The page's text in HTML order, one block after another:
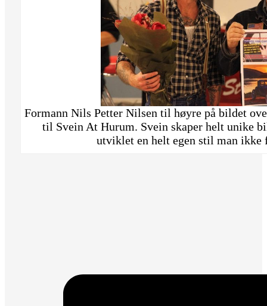
Formann Nils Petter Nilsen til høyre på bildet
til Svein At Hurum. Svein skaper helt unike
utviklet en helt egen stil man